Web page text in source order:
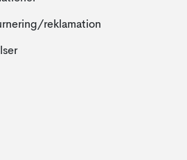
reklamation